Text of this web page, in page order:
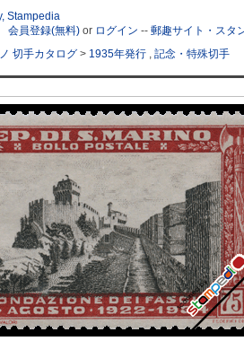
会員登録(無料) or ログイン -- 郵趣サイト・スタ
切手カタログ > 1935年発行 , 記念・特殊切手